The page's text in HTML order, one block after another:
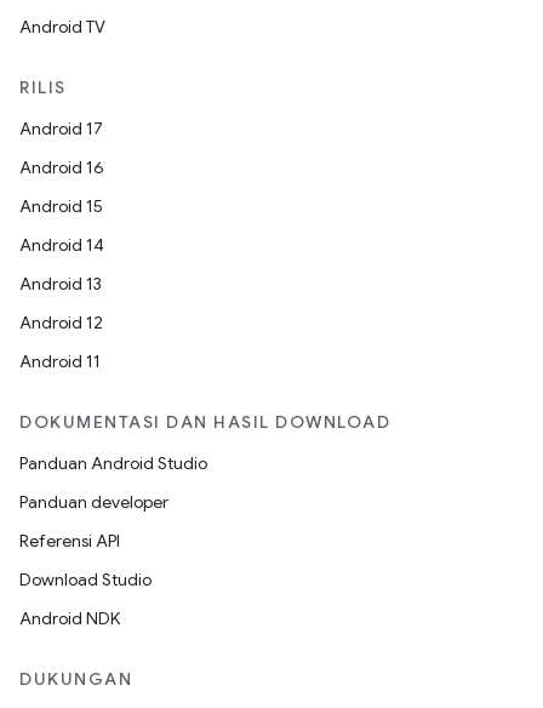
Android TV
RILIS
Android 17
Android 16
Android 15
Android 14
Android 13
Android 12
Android 11
DOKUMENTASI DAN HASIL DOWNLOAD
Panduan Android Studio
Panduan developer
Referensi API
Download Studio
Android NDK
DUKUNGAN